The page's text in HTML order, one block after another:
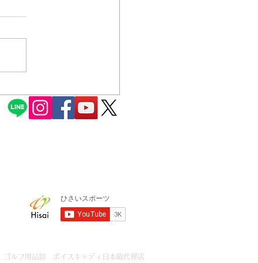
お知らせ
ゴルフ用品卸 ボイスキャディ日本総代理店